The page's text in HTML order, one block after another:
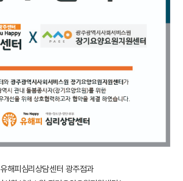
유해피심리상담센터 광주점과